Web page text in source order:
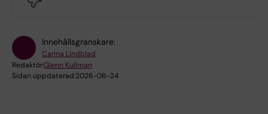
Innehållsgranskare:
Carina Lindblad
Redaktör:Glenn Kullman
Sidan uppdaterad:2026-06-24